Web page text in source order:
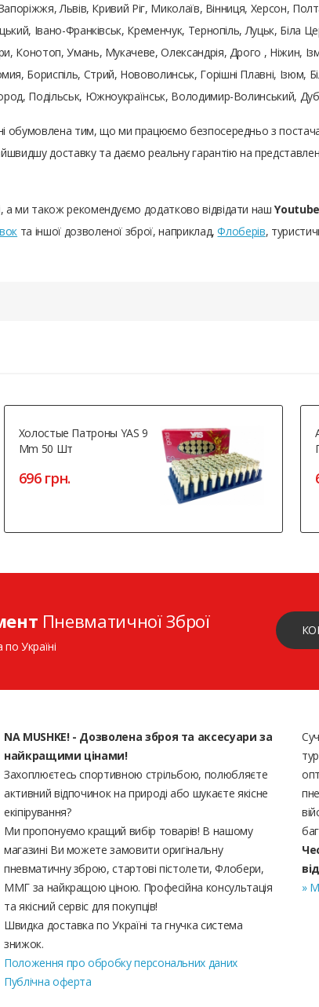
Львів, Кривий Ріг, Миколаїв, Вінниця, Херсон,
Івано-Франківськ, Кременчук, Тернопіль, Луцьк, Біла
Конотоп, Умань, Мукачеве, Олександрія, Дрого , Ніжин,
Бориспіль, Стрий, Нововолинськ, Горішні Плавні, Ізюм,
Подільськ, Южноукраїнськ, Володимир-Волинський,
обумовлена ​​тим, що ми працюємо безпосередньо з
доставку та даємо реальну гарантію на
а ми також рекомендуємо додатково відвідати наш
та іншої дозволеної зброї, наприклад,Флоберів,
Холостые Патроны YAS 9
Mm 50 Шт
696 грн.
Пневматичної Зброї
Україні
NA MUSHKE! - Дозволена зброя та аксесуари за
найкращими цінами!
Захоплюєтесь спортивною стрільбою, полюбляєте
активний відпочинок на природі або шукаєте якісне
екіпірування?
Ми пропонуємо кращий вибір товарів! В нашому
магазині Ви можете замовити оригінальну
пневматичну зброю, стартові пістолети, Флобери,
ММГ за найкращою ціною. Професійна консультація
та якісний сервіс для покупців!
Швидка доставка по Україні та гнучка система
знижок.
Положення про обробку персональних даних
Публічна оферта
»